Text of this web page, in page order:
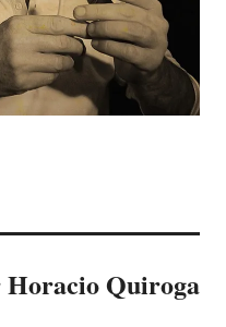
Horacio Quiroga